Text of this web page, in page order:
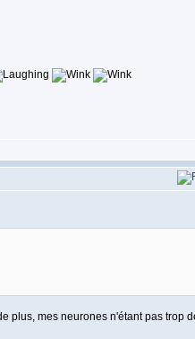
plus, mes neurones n'étant pas trop